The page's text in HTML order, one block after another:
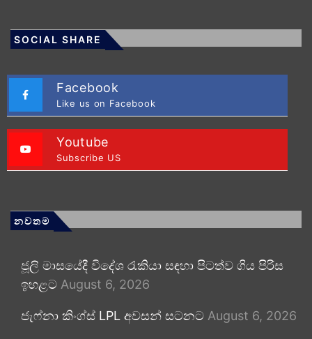
SOCIAL SHARE
Facebook
Like us on Facebook
Youtube
Subscribe US
නවතම
ජූලි මාසයේදී විදේශ රැකියා සඳහා පිටත්ව ගිය පිරිස
ඉහළට August 6, 2026
ජැෆ්නා කිංග්ස් LPL අවසන් සටනට August 6, 2026